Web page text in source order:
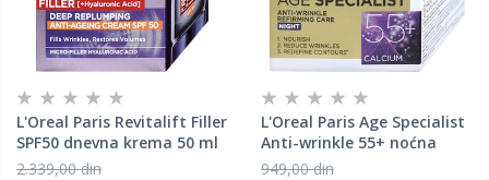
L'Oreal Paris Revitalift Filler
SPF50 dnevna krema 50 ml
2.339,00 din
L'Oreal Paris Age Specialist
Anti-wrinkle 55+ noćna
krema protiv bora 50 ml
949,00 din